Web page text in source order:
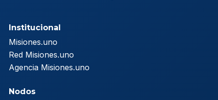
Institucional
Misiones.uno
Red Misiones.uno
Agencia Misiones.uno
Nodos